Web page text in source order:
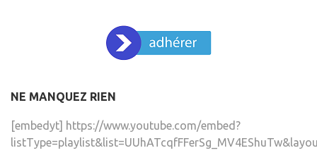
NE MANQUEZ RIEN
[embedyt] https://www.youtube.com/embed?